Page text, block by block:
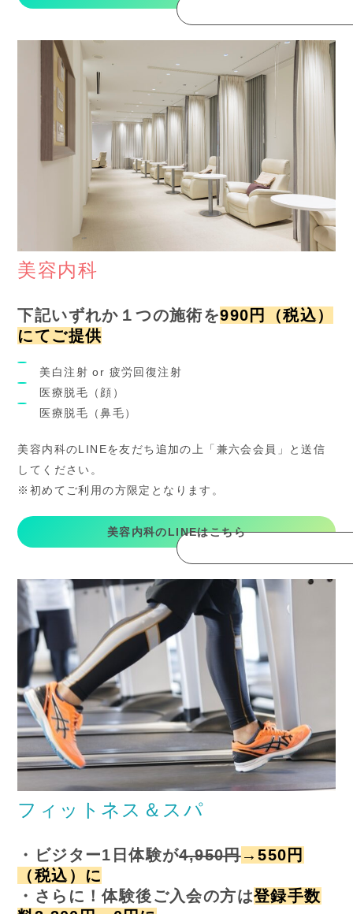
美容内科
下記いずれか１つの施術を990円（税込）
にてご提供
美白注射 or 疲労回復注射
医療脱毛（顔）
医療脱毛（鼻毛）
美容内科のLINEを友だち追加の上「兼六会会員」と送信
してください。
※初めてご利用の方限定となります。
美容内科のLINEはこちら
フィットネス＆スパ
・ビジター1日体験が4,950円→550円
（税込）に
・さらに！体験後ご入会の方は登録手数